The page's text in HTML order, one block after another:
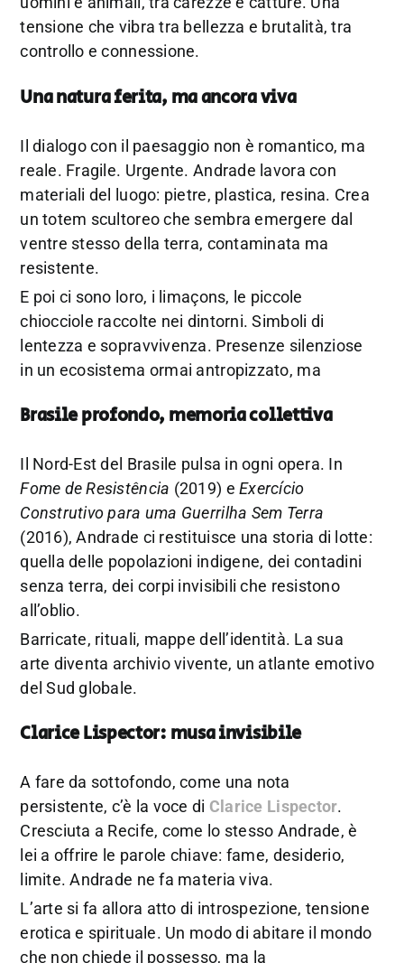
tensione che vibra tra bellezza e brutalità, tra
controllo e connessione.
Una natura ferita, ma ancora viva
Il dialogo con il paesaggio non è romantico, ma
reale. Fragile. Urgente. Andrade lavora con
materiali del luogo: pietre, plastica, resina. Crea
un totem scultoreo che sembra emergere dal
ventre stesso della terra, contaminata ma
resistente.
E poi ci sono loro, i limaçons, le piccole
chiocciole raccolte nei dintorni. Simboli di
lentezza e sopravvivenza. Presenze silenziose
in un ecosistema ormai antropizzato, ma
Brasile profondo, memoria collettiva
Il Nord-Est del Brasile pulsa in ogni opera. In
Fome de Resistência (2019) eExercício
Construtivo para uma Guerrilha Sem Terra
(2016), Andrade ci restituisce una storia di lotte:
quella delle popolazioni indigene, dei contadini
senza terra, dei corpi invisibili che resistono
all’oblio.
Barricate, rituali, mappe dell’identità. La sua
arte diventa archivio vivente, un atlante emotivo
del Sud globale.
Clarice Lispector: musa invisibile
A fare da sottofondo, come una nota
persistente, c’è la voce di Clarice Lispector.
Cresciuta a Recife, come lo stesso Andrade, è
lei a offrire le parole chiave: fame, desiderio,
limite. Andrade ne fa materia viva.
L’arte si fa allora atto di introspezione, tensione
erotica e spirituale. Un modo di abitare il mondo
che non chiede il possesso, ma la